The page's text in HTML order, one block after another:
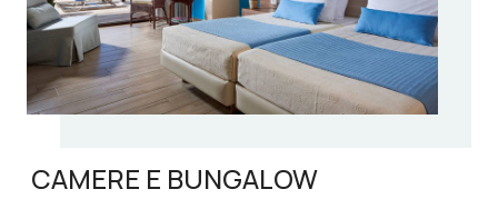
CAMERE E BUNGALOW